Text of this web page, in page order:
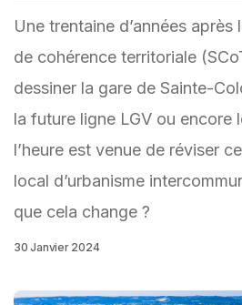
Une trentaine d’années
de cohérence territoriale
dessiner la gare de Sainte-
la future ligne LGV ou encore
l’heure est venue de réviser
local d’urbanisme
que cela change ?
30 Janvier 2024